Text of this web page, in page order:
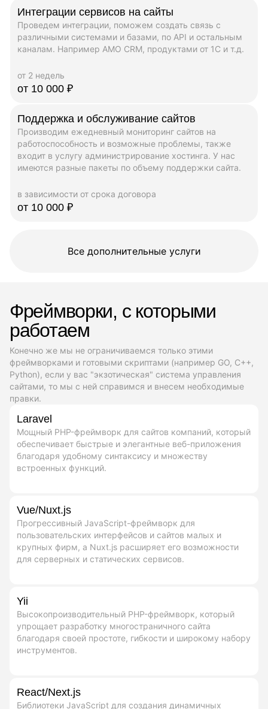
Интеграции сервисов на сайты
Проведем интеграции, поможем создать связь с
различными системами и базами, по API и остальным
каналам. Например AMO CRM, продуктами от 1C и т.д.
от 2 недель
от 10 000 ₽
Поддержка и обслуживание сайтов
Производим ежедневный мониторинг сайтов на
работоспособность и возможные проблемы, также
входит в услугу администрирование хостинга. У нас
имеются разные пакеты по объему поддержки сайта.
в зависимости от срока договора
от 10 000 ₽
Все дополнительные услуги
Фреймворки, с которыми
работаем
Конечно же мы не ограничиваемся только этими
фреймворками и готовыми скриптами (например GO, C++,
Python), если у вас "экзотическая" система управления
сайтами, то мы с ней справимся и внесем необходимые
правки.
Laravel
Мощный PHP-фреймворк для сайтов компаний, который
обеспечивает быстрые и элегантные веб-приложения
благодаря удобному синтаксису и множеству
встроенных функций.
Vue/Nuxt.js
Прогрессивный JavaScript-фреймворк для
пользовательских интерфейсов и сайтов малых и
крупных фирм, а Nuxt.js расширяет его возможности
для серверных и статических сервисов.
Yii
Высокопроизводительный PHP-фреймворк, который
упрощает разработку многостраничного сайта
благодаря своей простоте, гибкости и широкому набору
инструментов.
React/Next.js
Библиотеки JavaScript для создания динамичных